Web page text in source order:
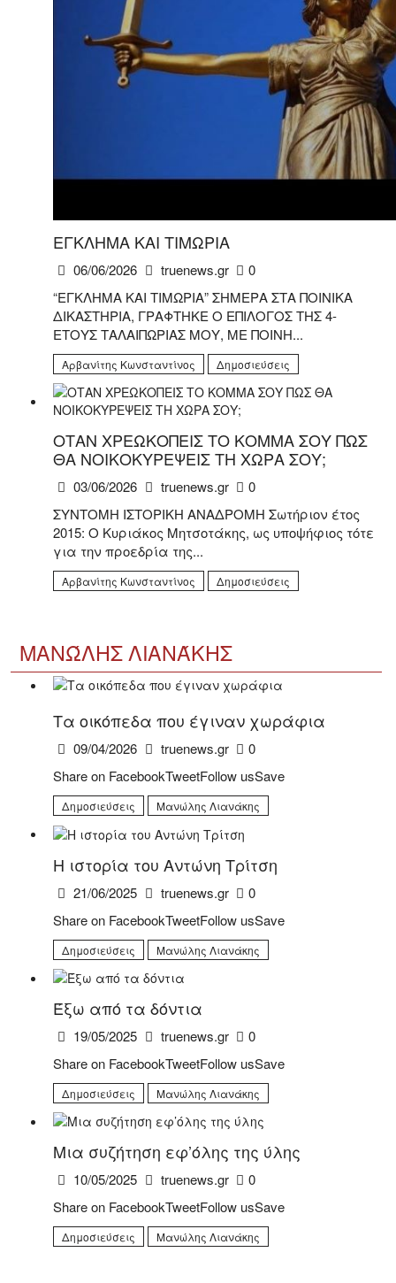
ΕΓΚΛΗΜΑ ΚΑΙ ΤΙΜΩΡΙΑ
06/06/2026 truenews.gr
0
“ΕΓΚΛΗΜΑ ΚΑΙ ΤΙΜΩΡΙΑ” ΣΗΜΕΡΑ ΣΤΑ ΠΟΙΝΙΚΑ
ΔΙΚΑΣΤΗΡΙΑ, ΓΡΑΦΤΗΚΕ Ο ΕΠΙΛΟΓΟΣ ΤΗΣ 4-
ΕΤΟΥΣ ΤΑΛΑΙΠΩΡΙΑΣ ΜΟΥ, ΜΕ ΠΟΙΝΗ...
Αρβανίτης Κωνσταντίνος Δημοσιεύσεις
ΟΤΑΝ ΧΡΕΩΚΟΠΕΙΣ ΤΟ ΚΟΜΜΑ ΣΟΥ ΠΩΣ
ΘΑ ΝΟΙΚΟΚΥΡΕΨΕΙΣ ΤΗ ΧΩΡΑ ΣΟΥ;
03/06/2026 truenews.gr
0
ΣΥΝΤΟΜΗ ΙΣΤΟΡΙΚΗ ΑΝΑΔΡΟΜΗ Σωτήριον έτος
2015: Ο Κυριάκος Μητσοτάκης, ως υποψήφιος τότε
για την προεδρία της...
Αρβανίτης Κωνσταντίνος Δημοσιεύσεις
ΜΑΝΏΛΗΣ ΛΙΑΝΆΚΗΣ
Τα οικόπεδα που έγιναν χωράφια
09/04/2026 truenews.gr
0
Share on FacebookTweetFollow usSave
Δημοσιεύσεις Μανώλης Λιανάκης
Η ιστορία του Αντώνη Τρίτση
21/06/2025 truenews.gr
0
Share on FacebookTweetFollow usSave
Δημοσιεύσεις Μανώλης Λιανάκης
Έξω από τα δόντια
19/05/2025 truenews.gr
0
Share on FacebookTweetFollow usSave
Δημοσιεύσεις Μανώλης Λιανάκης
Μια συζήτηση εφ’όλης της ύλης
10/05/2025 truenews.gr
0
Share on FacebookTweetFollow usSave
Δημοσιεύσεις Μανώλης Λιανάκης